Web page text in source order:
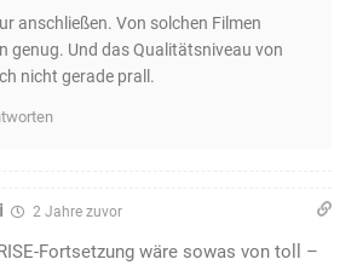
anschließen. Von solchen Filmen
genug. Und das Qualitätsniveau von
nicht gerade prall.
2 Jahre zuvor
Fortsetzung wäre sowas von toll –